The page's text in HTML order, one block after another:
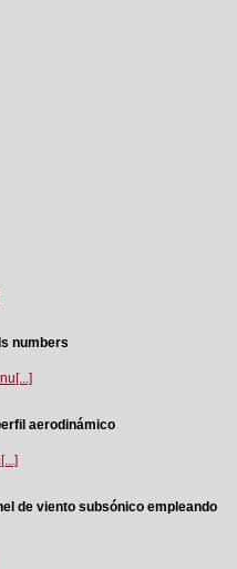
numbers
aerodinámico
de viento subsónico empleando